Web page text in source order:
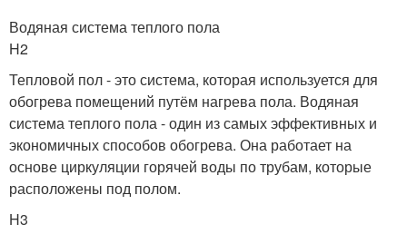
Водяная система теплого пола
H2
Тепловой пол - это система, которая используется для
обогрева помещений путём нагрева пола. Водяная
система теплого пола - один из самых эффективных и
экономичных способов обогрева. Она работает на
основе циркуляции горячей воды по трубам, которые
расположены под полом.
H3